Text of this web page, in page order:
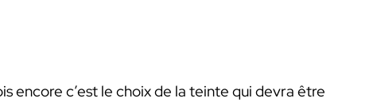
encore c’est le choix de la teinte qui devra être